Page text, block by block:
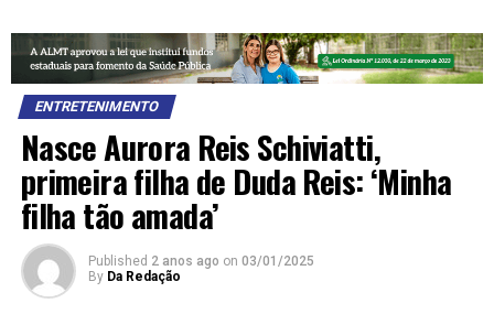
ENTRETENIMENTO
Nasce Aurora Reis Schiviatti,
primeira filha de Duda Reis: ‘Minha
filha tão amada’
Published 2 anos ago on 03/01/2025
By Da Redação